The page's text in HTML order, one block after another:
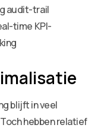
audit-trail
time KPI-
blijft in veel
hebben relatief